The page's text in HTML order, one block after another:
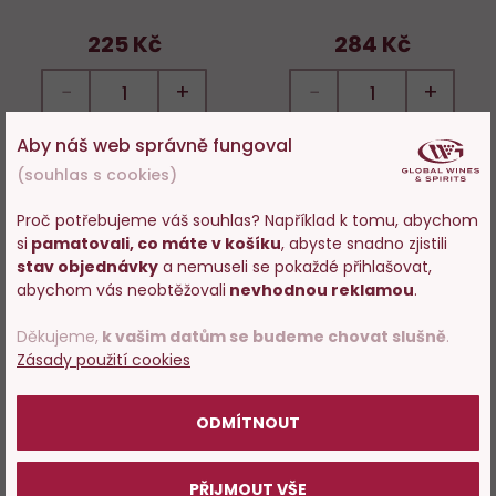
225 Kč
− +
DO KOŠÍKU
284 Kč
− +
Novinka
Perlivé PIWI, Volařík
Do
oblíbených
BIO
Saphira, výběr z hroznů,
Aby náš web správně fungoval
(souhlas s cookies)
Proč potřebujeme váš souhlas? Například k tomu, abychom
si pamatovali, co máte v košíku, abyste snadno zjistili
stav objednávky a nemuseli se pokaždé přihlašovat,
abychom vás neobtěžovali nevhodnou reklamou.
Děkujeme, k vašim datům se budeme chovat slušně.
Zásady použití cookies
ODMÍTNOUT
PŘIJMOUT VŠE
Vstupujete na stránky
s prodejem alkoholu. Prosím